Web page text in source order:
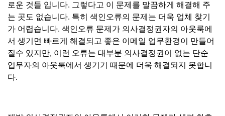
로운 것들 입니다. 그렇다고 이 문제를 말끔하게 해결해 주
는 곳도 없습니다. 특히 색인오류의 문제는 더욱 업체 찾기
가 어렵습니다. 색인오류 문제가 의사결정권자의 아웃룩에
서 생기면 빠르게 해결되고 좋은 이메일 업무환경이 만들어
질수 있지만, 이런 오류는 대부분 의사결정권이 없는 단순
업무자의 아웃룩에서 생기기 때문에 더욱 해결되지 못합니
다.